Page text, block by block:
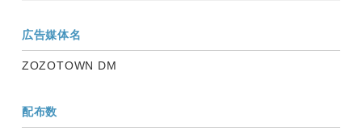
広告媒体名
ZOZOTOWN DM
配布数